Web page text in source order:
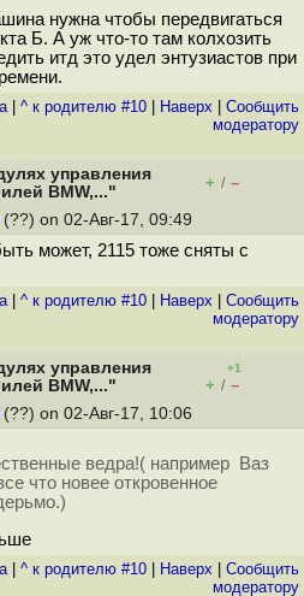
нужна чтобы передвигаться
Б. А уж что-то там колхозить
итд это удел энтузиастов при
| ^ к родителю #10 Наверх
Cообщить
модератору
управления
BMW,..."
+ / –
(??) on 02-Авг-17, 09:49
может, 2115 тоже сняты с
| ^ к родителю #10 Наверх
Cообщить
модератору
управления
BMW,..."
+1
+ / –
(??) on 02-Авг-17, 10:06
ведра!( например Ваз
что новее откровенное
| ^ к родителю #10 Наверх
Cообщить
модератору